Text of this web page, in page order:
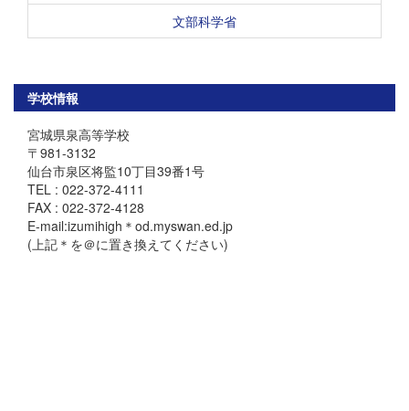
文部科学省
学校情報
宮城県泉高等学校
〒981-3132
仙台市泉区将監10丁目39番1号
TEL : 022-372-4111
FAX : 022-372-4128
E-mail:izumihigh＊od.myswan.ed.jp
(上記＊を＠に置き換えてください)